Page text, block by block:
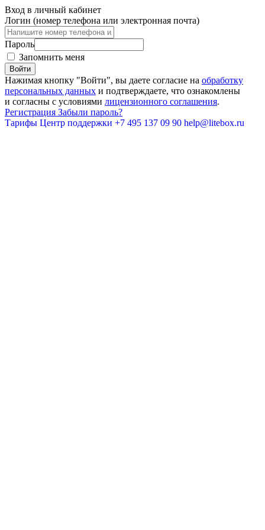
Вход в личный кабинет
Логин (номер телефона или электронная почта)
Пароль
Запомнить меня
Войти
Нажимая кнопку "Войти", вы даете согласие на обработку
персональных данных и подтверждаете, что ознакомлены
и согласны с условиями лицензионного соглашения.
Регистрация Забыли пароль?
Тарифы Центр поддержки +7 495 137 09 90 help@litebox.ru